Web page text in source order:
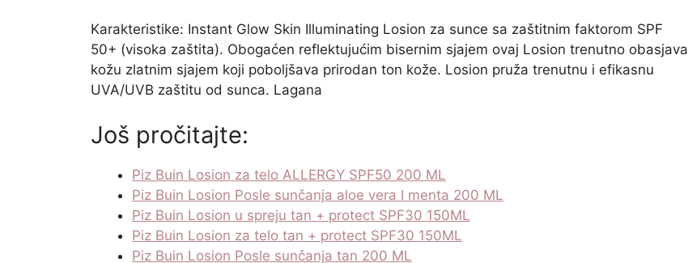
Karakteristike: Instant Glow Skin Illuminating Losion za sunce sa zaštitnim faktorom SPF
50+ (visoka zaštita). Obogaćen reflektujućim bisernim sjajem ovaj Losion trenutno obasjava
kožu zlatnim sjajem koji poboljšava prirodan ton kože. Losion pruža trenutnu i efikasnu
UVA/UVB zaštitu od sunca. Lagana
Još pročitajte:
Piz Buin Losion za telo ALLERGY SPF50 200 ML
Piz Buin Losion Posle sunčanja aloe vera I menta 200 ML
Piz Buin Losion u spreju tan + protect SPF30 150ML
Piz Buin Losion za telo tan + protect SPF30 150ML
Piz Buin Losion Posle sunčanja tan 200 ML